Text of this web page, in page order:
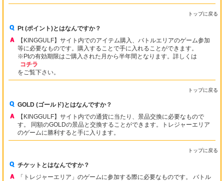
トップに戻る
Pt (ポイント)とはなんですか？
【KINGGULF】サイト内でのアイテム購入、バトルエリアのゲーム参加
等に必要なものです。購入することで手に入れることができます。
※Ptの有効期限はご購入された月から半年間となります。詳しくは
コチラ
をご覧下さい。
トップに戻る
GOLD (ゴールド)とはなんですか？
【KINGGULF】サイト内での通貨に当たり、景品交換に必要なもので
す。 同額のGOLDの景品と交換することができます。トレジャーエリア
のゲームに勝利すると手に入ります。
トップに戻る
チケットとはなんですか？
「トレジャーエリア」のゲームに参加する際に必要なものです。 バトル